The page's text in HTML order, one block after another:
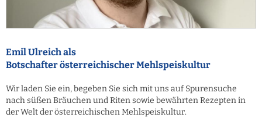
Emil Ulreich als
Botschafter österreichischer Mehlspeiskultur
Wir laden Sie ein, begeben Sie sich mit uns auf Spurensuche
nach süßen Bräuchen und Riten sowie bewährten Rezepten in
der Welt der österreichischen Mehlspeiskultur.